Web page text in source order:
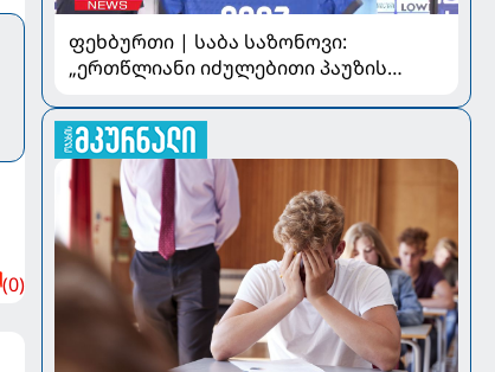
(0)
ფეხბურთი | საბა საზონოვი:
„ერთწლიანი იძულებითი პაუზის
მნიშვნელოვანია“